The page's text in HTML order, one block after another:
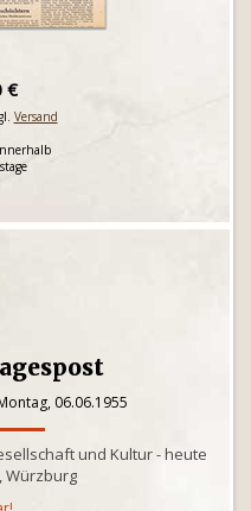
€
Versand
06.06.1955
und Kultur - heute
Würzburg